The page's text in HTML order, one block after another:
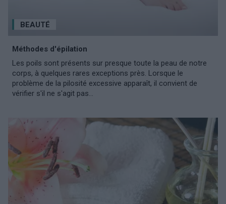
BEAUTÉ
Méthodes d'épilation
Les poils sont présents sur presque toute la peau de notre
corps, à quelques rares exceptions près. Lorsque le
problème de la pilosité excessive apparaît, il convient de
vérifier s'il ne s'agit pas...